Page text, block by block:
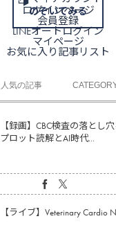
ログインページ
会員登録
LINEオートログイン
マイページ
お気に入り記事リスト
のぞいてみる
人気の記事
【録画】CBC検査の落とし
プロット読解とAI時代...
【ライブ】Veterinary Cardio